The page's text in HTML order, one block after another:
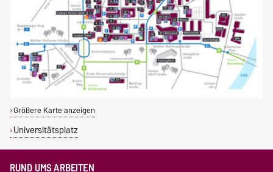
Größere Karte anzeigen
Universitätsplatz
RUND UMS ARBEITEN